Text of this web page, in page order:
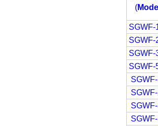
(
SGWF-
SGWF-
SGWF-
SGWF-